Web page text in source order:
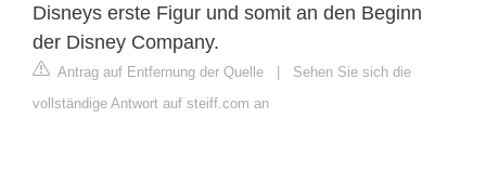
Disneys erste Figur und somit an den Beginn
der Disney Company.
Antrag auf Entfernung der Quelle | Sehen Sie sich die
vollständige Antwort auf steiff.com an